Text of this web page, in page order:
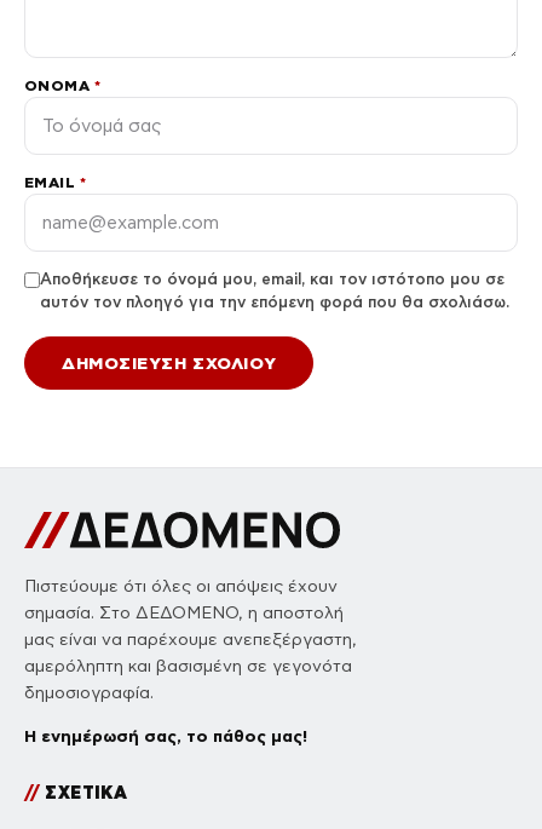
ΌΝΟΜΑ *
EMAIL *
Αποθήκευσε το όνομά μου, email, και τον ιστότοπο μου σε
αυτόν τον πλοηγό για την επόμενη φορά που θα σχολιάσω.
Πιστεύουμε ότι όλες οι απόψεις έχουν
σημασία. Στο ΔΕΔΟΜΕΝΟ, η αποστολή
μας είναι να παρέχουμε ανεπεξέργαστη,
αμερόληπτη και βασισμένη σε γεγονότα
δημοσιογραφία.
Η ενημέρωσή σας, το πάθος μας!
//ΣΧΕΤΙΚΑ